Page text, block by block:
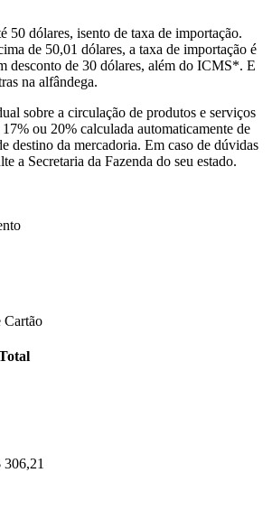
50 dólares, isento de taxa de importação.
de 50,01 dólares, a taxa de importação é
desconto de 30 dólares, além do ICMS*. E
na alfândega.
sobre a circulação de produtos e serviços
ou 20% calculada automaticamente de
destino da mercadoria. Em caso de dúvidas
a Secretaria da Fazenda do seu estado.
Cartão
306,21